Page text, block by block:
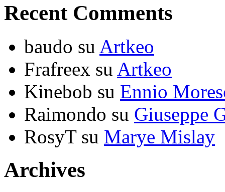
Recent Comments
baudo su Artkeo
Frafreex su Artkeo
Kinebob su Ennio
Raimondo su Giuseppe
RosyTsu Marye Mislay
Archives